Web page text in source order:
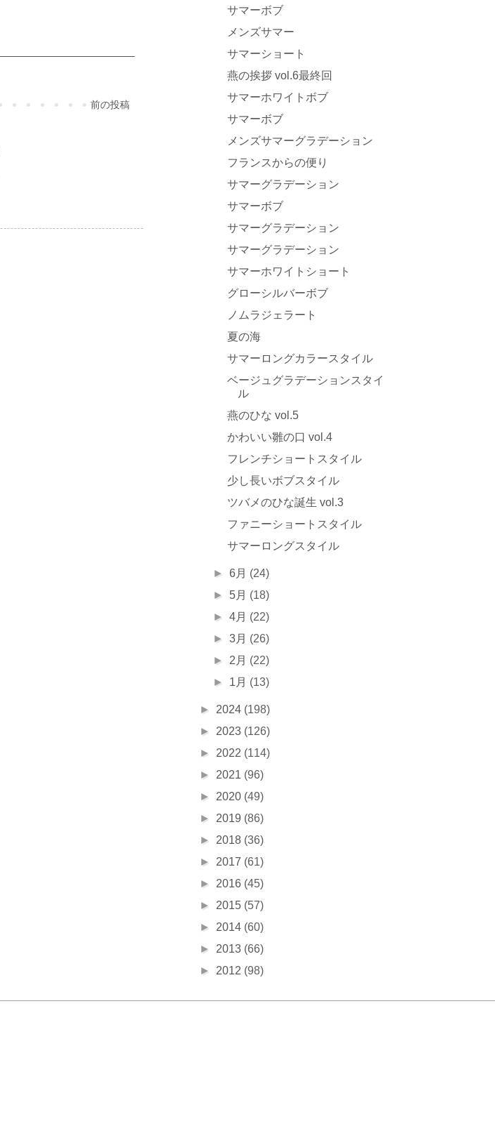
前の投稿
サマーボブ
メンズサマー
サマーショート
燕の挨拶 vol.6最終回
サマーホワイトボブ
サマーボブ
メンズサマーグラデーション
フランスからの便り
サマーグラデーション
サマーボブ
サマーグラデーション
サマーグラデーション
サマーホワイトショート
グローシルバーボブ
ノムラジェラート
夏の海
サマーロングカラースタイル
ベージュグラデーションスタイ
ル
燕のひな vol.5
かわいい雛の口 vol.4
フレンチショートスタイル
少し長いボブスタイル
ツバメのひな誕生 vol.3
ファニーショートスタイル
サマーロングスタイル
►6月 (24)
► 5月 (18)
►4月 (22)
►3月 (26)
► 2月 (22)
► 1月 (13)
► 2024 (198)
► 2023 (126)
► 2022 (114)
► 2021 (96)
► 2020 (49)
► 2019 (86)
► 2018 (36)
► 2017 (61)
► 2016 (45)
► 2015 (57)
► 2014 (60)
► 2013 (66)
► 2012 (98)